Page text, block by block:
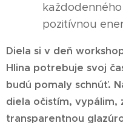
pozitívnou
Diela si v deň
Hlina potrebuje svoj
budú pomaly schnúť.
diela očistím, vypálim,
transparentnou